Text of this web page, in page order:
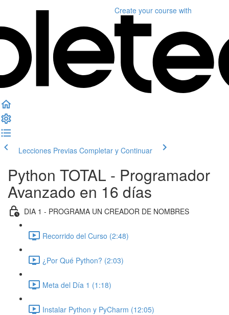
Create your course with
Lecciones Previas Completar y Continuar
Python TOTAL - Programador
Avanzado en 16 días
DIA 1 - PROGRAMA UN CREADOR DE NOMBRES
Recorrido del Curso (2:48)
¿Por Qué Python? (2:03)
Meta del Día 1 (1:18)
Instalar Python y PyCharm (12:05)